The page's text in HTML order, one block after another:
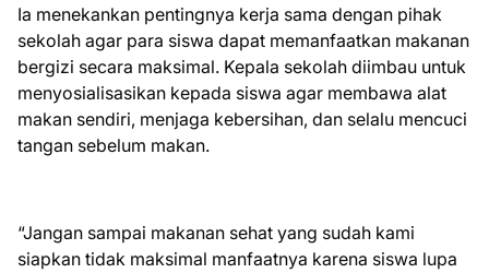
Ia menekankan pentingnya kerja sama dengan pihak
sekolah agar para siswa dapat memanfaatkan makanan
bergizi secara maksimal. Kepala sekolah diimbau untuk
menyosialisasikan kepada siswa agar membawa alat
makan sendiri, menjaga kebersihan, dan selalu mencuci
tangan sebelum makan.
“Jangan sampai makanan sehat yang sudah kami
siapkan tidak maksimal manfaatnya karena siswa lupa